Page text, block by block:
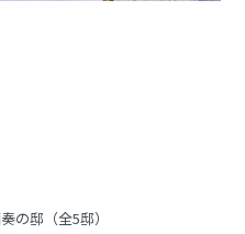
の邸（全5邸）